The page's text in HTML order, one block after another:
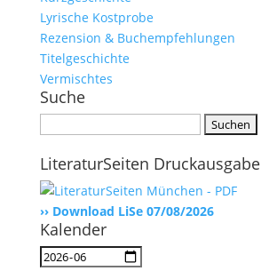
Lyrische Kostprobe
Rezension & Buchempfehlungen
Titelgeschichte
Vermischtes
Suche
LiteraturSeiten Druckausgabe
›› Download LiSe 07/08/2026
Kalender